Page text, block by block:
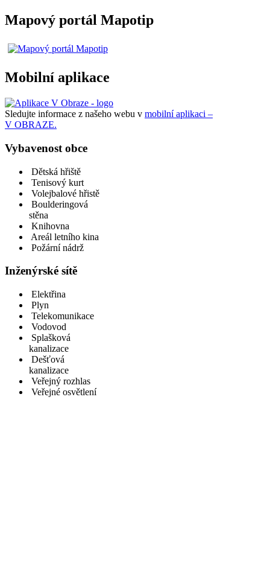
Mapový portál Mapotip
Mobilní aplikace
Sledujte informace z našeho webu v mobilní aplikaci –
V OBRAZE.
Vybavenost obce
Dětská hřiště
Tenisový kurt
Volejbalové hřistě
Boulderingová
stěna
Knihovna
Areál letního kina
Požární nádrž
Inženýrské sítě
Elektřina
Plyn
Telekomunikace
Vodovod
Splašková
kanalizace
Dešťová
kanalizace
Veřejný rozhlas
Veřejné osvětlení